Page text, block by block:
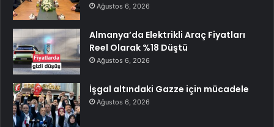
Ağustos 6, 2026
Almanya’da Elektrikli Araç Fiyatları
Reel Olarak %18 Düştü
Ağustos 6, 2026
İşgal altındaki Gazze için mücadele
Ağustos 6, 2026